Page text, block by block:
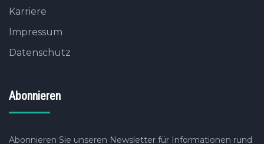
Karriere
Impressum
Datenschutz
Abonnieren
Abonnieren Sie unseren Newsletter für Informationen rund